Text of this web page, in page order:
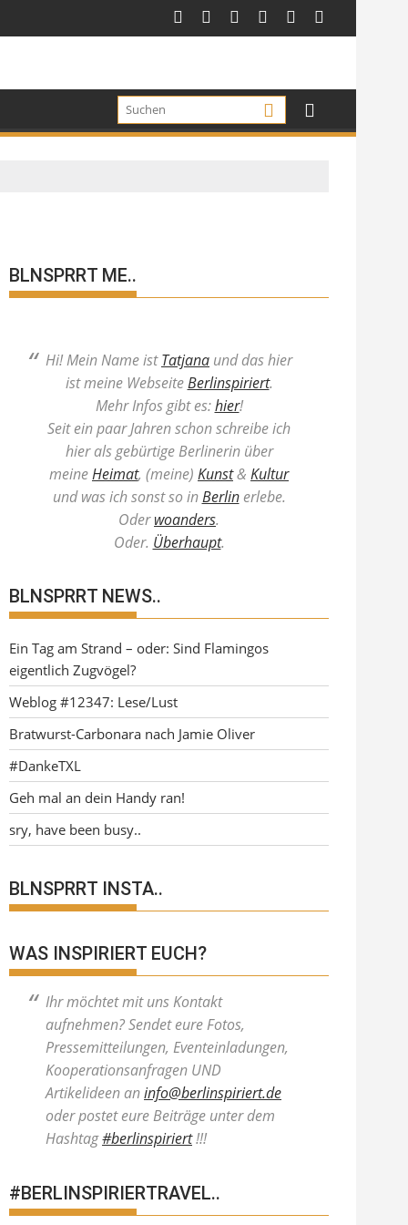
BLNSPRRT ME..
Hi! Mein Name istTatjana und das hier
ist meine WebseiteBerlinspiriert.
Mehr Infos gibt es:hier!
Seit ein paar Jahren schon schreibe ich
hier als gebürtige Berlinerin über
meineHeimat, (meine) Kunst& Kultur
und was ich sonst so inBerlinerlebe.
Oderwoanders.
Oder. Überhaupt.
BLNSPRRT NEWS..
Ein Tag am Strand – oder: Sind Flamingos
eigentlich Zugvögel?
Weblog #12347: Lese/Lust
Bratwurst-Carbonara nach Jamie Oliver
#DankeTXL
Geh mal an dein Handy ran!
sry, have been busy..
BLNSPRRT INSTA..
WAS INSPIRIERT EUCH?
Ihr möchtet mit uns Kontakt
aufnehmen? Sendet eure Fotos,
Pressemitteilungen, Eventeinladungen,
Kooperationsanfragen UND
Artikelideen aninfo@berlinspiriert.de
oder postet eure Beiträge unter dem
Hashtag#berlinspiriert!!!
#BERLINSPIRIERTRAVEL..